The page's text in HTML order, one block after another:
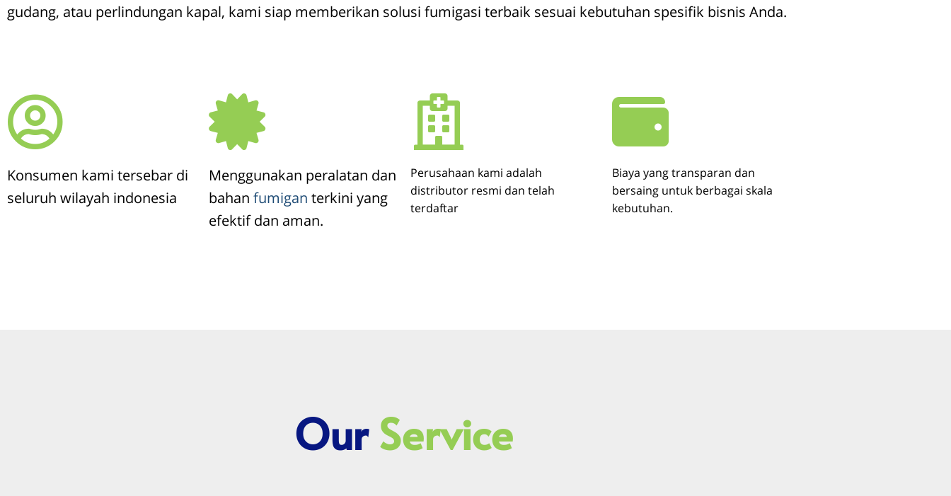
gudang, atau perlindungan kapal, kami siap memberikan solusi fumigasi terbaik sesuai kebutuhan spesifik bisnis Anda.
Konsumen kami tersebar di
seluruh wilayah indonesia
Menggunakan peralatan dan
bahan fumigan terkini yang
efektif dan aman.
Perusahaan kami adalah
distributor resmi dan telah
terdaftar
Biaya yang transparan dan
bersaing untuk berbagai skala
kebutuhan.
Our Service